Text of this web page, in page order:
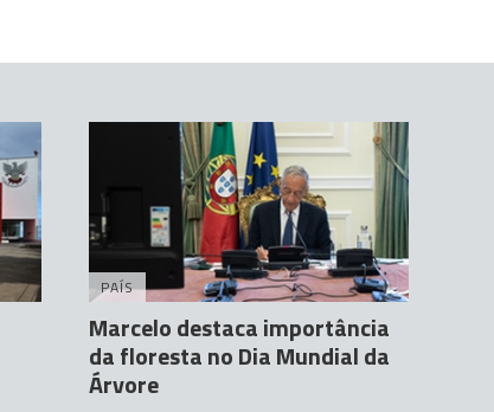
PAÍS
Marcelo destaca importância
da floresta no Dia Mundial da
Árvore